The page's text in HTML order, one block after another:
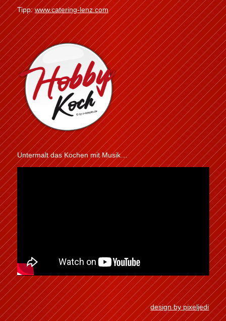
Tipp:www.catering-lenz.com
Untermalt das Kochen mit Musik…
design by pixeljedi